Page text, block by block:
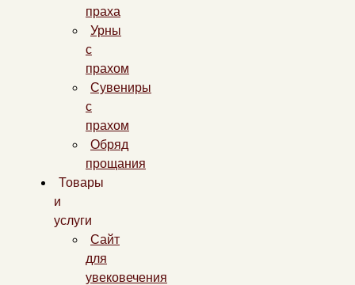
праха
Урны
с
прахом
Сувениры
с
прахом
Обряд
прощания
Товары
и
услуги
Сайт
для
увековечения